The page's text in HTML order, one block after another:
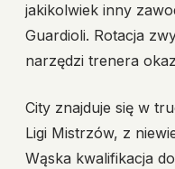
jakikolwiek inny
Guardioli. Rotacja
narzędzi trenera
City znajduje się w
Ligi Mistrzów, z
Wąska kwalifikacja